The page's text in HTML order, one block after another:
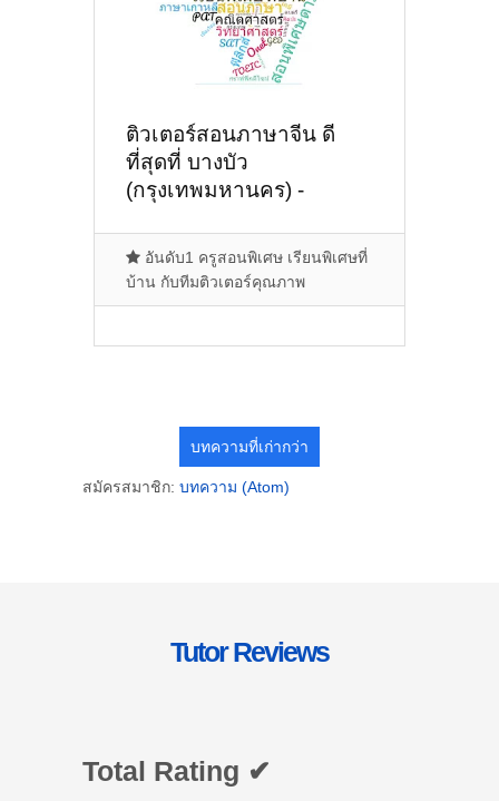
ติวเตอร์สอนภาษาจีน ดี
ที่สุดที่ บางบัว
(กรุงเทพมหานคร) -
อันดับ1 ครูสอนพิเศษ เรียนพิเศษที่
บ้าน กับทีมติวเตอร์คุณภาพ
บทความที่เก่ากว่า
สมัครสมาชิก: บทความ (Atom)
Tutor Reviews
Total Rating ✔